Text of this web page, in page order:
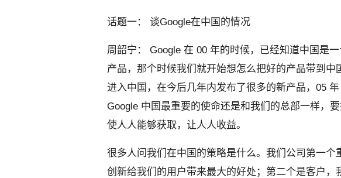
话题一： 谈Google在中国的情况
周韶宁： Google 在 00 年的时候，已经知道中国是
产品，那个时候我们就开始想怎么把好的产品带到
进入中国，在今后几年内发布了很多的新产品，05
Google 中国最重要的使命还是和我们的总部一样，
使人人能够获取，让人人收益。
很多人问我们在中国的策略是什么。我们公司第一
创新给我们的用户带来最大的好处；第二个是客户，